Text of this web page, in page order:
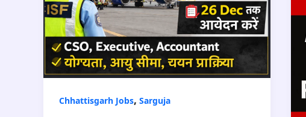
Chhattisgarh Jobs, Sarguja